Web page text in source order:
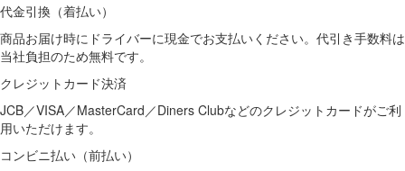
代金引換（着払い）
商品お届け時にドライバーに現金でお支払いください。代引き手数料は
当社負担のため無料です。
クレジットカード決済
JCB／VISA／MasterCard／Diners Clubなどのクレジットカードがご利
用いただけます。
コンビニ払い（前払い）